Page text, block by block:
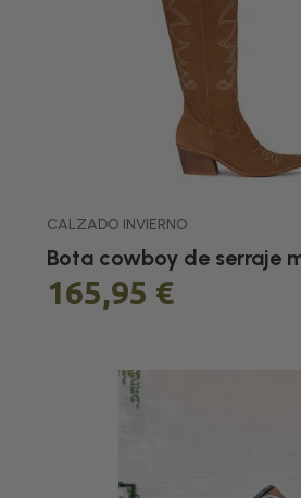
CALZADO INVIERNO
Bota cowboy de serraje
165,95 €